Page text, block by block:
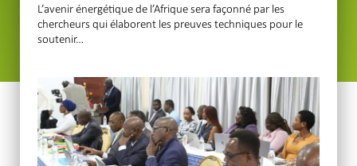
L’avenir énergétique de l’Afrique sera façonné par les
chercheurs qui élaborent les preuves techniques pour le
soutenir…